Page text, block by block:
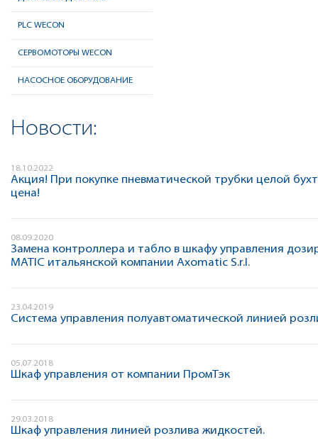
PLC WECON
CЕРВОМОТОРЫ WECON
НАСОСНОЕ ОБОРУДОВАНИЕ
Новости:
18.10.2022
Акция! При покупке пневматической трубки целой
цена!
08.09.2020
Замена контроллера и табло в шкафу управления
MATIC итальянской компании Axomatic S.r.l.
23.04.2019
Система управления полуавтоматической линией
05.07.2018
Шкаф управления от компании ПромТэк
29.03.2018
Шкаф управления линией розлива жидкостей.